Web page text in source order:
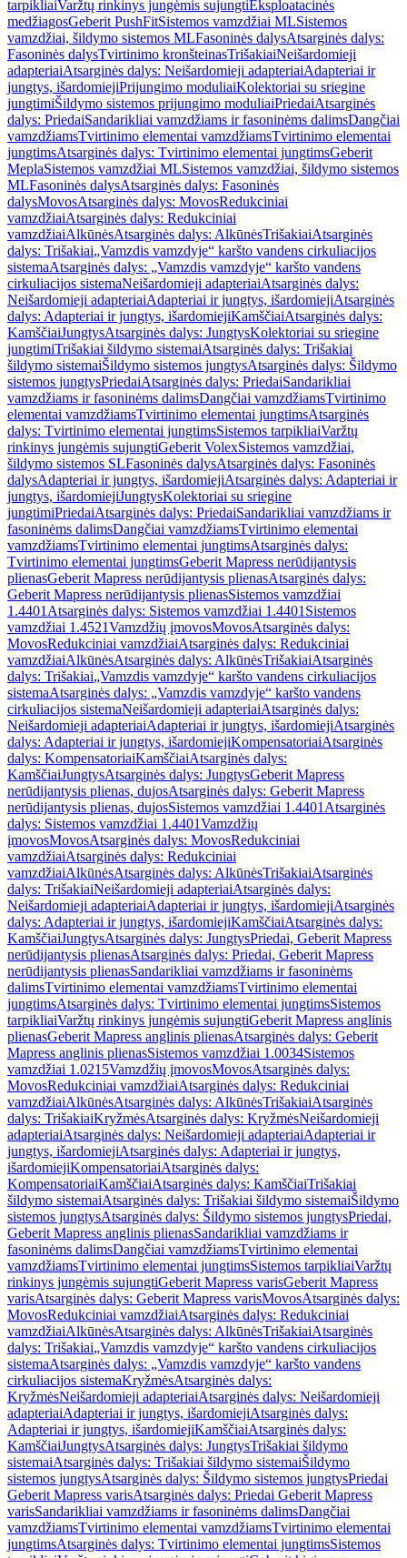
tarpikliaiVaržtų rinkinys jungėmis sujungtiEksploatacinės
medžiagosGeberit PushFitSistemos vamzdžiai MLSistemos
vamzdžiai, šildymo sistemos MLFasoninės dalysAtsarginės dalys:
Fasoninės dalysTvirtinimo kronšteinasTrišakiaiNeišardomieji
adapteriaiAtsarginės dalys: Neišardomieji adapteriaiAdapteriai ir
jungtys, išardomiejiPrijungimo moduliaiKolektoriai su sriegine
jungtimiŠildymo sistemos prijungimo moduliaiPriedaiAtsarginės
dalys: PriedaiSandarikliai vamzdžiams ir fasoninėms dalimsDangčiai
vamzdžiamsTvirtinimo elementai vamzdžiamsTvirtinimo elementai
jungtimsAtsarginės dalys: Tvirtinimo elementai jungtimsGeberit
MeplaSistemos vamzdžiai MLSistemos vamzdžiai, šildymo sistemos
MLFasoninės dalysAtsarginės dalys: Fasoninės
dalysMovosAtsarginės dalys: MovosRedukciniai
vamzdžiaiAtsarginės dalys: Redukciniai
vamzdžiaiAlkūnėsAtsarginės dalys: AlkūnėsTrišakiaiAtsarginės
dalys: Trišakiai„Vamzdis vamzdyje“ karšto vandens cirkuliacijos
sistemaAtsarginės dalys: „Vamzdis vamzdyje“ karšto vandens
cirkuliacijos sistemaNeišardomieji adapteriaiAtsarginės dalys:
Neišardomieji adapteriaiAdapteriai ir jungtys, išardomiejiAtsarginės
dalys: Adapteriai ir jungtys, išardomiejiKamščiaiAtsarginės dalys:
KamščiaiJungtysAtsarginės dalys: JungtysKolektoriai su sriegine
jungtimiTrišakiai šildymo sistemaiAtsarginės dalys: Trišakiai
šildymo sistemaiŠildymo sistemos jungtysAtsarginės dalys: Šildymo
sistemos jungtysPriedaiAtsarginės dalys: PriedaiSandarikliai
vamzdžiams ir fasoninėms dalimsDangčiai vamzdžiamsTvirtinimo
elementai vamzdžiamsTvirtinimo elementai jungtimsAtsarginės
dalys: Tvirtinimo elementai jungtimsSistemos tarpikliaiVaržtų
rinkinys jungėmis sujungtiGeberit VolexSistemos vamzdžiai,
šildymo sistemos SLFasoninės dalysAtsarginės dalys: Fasoninės
dalysAdapteriai ir jungtys, išardomiejiAtsarginės dalys: Adapteriai ir
jungtys, išardomiejiJungtysKolektoriai su sriegine
jungtimiPriedaiAtsarginės dalys: PriedaiSandarikliai vamzdžiams ir
fasoninėms dalimsDangčiai vamzdžiamsTvirtinimo elementai
vamzdžiamsTvirtinimo elementai jungtimsAtsarginės dalys:
Tvirtinimo elementai jungtimsGeberit Mapress nerūdijantysis
plienasGeberit Mapress nerūdijantysis plienasAtsarginės dalys:
Geberit Mapress nerūdijantysis plienasSistemos vamzdžiai
1.4401 Atsarginės dalys: Sistemos vamzdžiai 1.4401 Sistemos
vamzdžiai 1.4521Vamzdžių įmovosMovosAtsarginės dalys:
MovosRedukciniai vamzdžiaiAtsarginės dalys: Redukciniai
vamzdžiaiAlkūnėsAtsarginės dalys: AlkūnėsTrišakiaiAtsarginės
dalys: Trišakiai„Vamzdis vamzdyje“ karšto vandens cirkuliacijos
sistemaAtsarginės dalys: „Vamzdis vamzdyje“ karšto vandens
cirkuliacijos sistemaNeišardomieji adapteriaiAtsarginės dalys:
Neišardomieji adapteriaiAdapteriai ir jungtys, išardomiejiAtsarginės
dalys: Adapteriai ir jungtys, išardomiejiKompensatoriaiAtsarginės
dalys: KompensatoriaiKamščiaiAtsarginės dalys:
KamščiaiJungtysAtsarginės dalys: JungtysGeberit Mapress
nerūdijantysis plienas, dujosAtsarginės dalys: Geberit Mapress
nerūdijantysis plienas, dujosSistemos vamzdžiai 1.4401 Atsarginės
dalys: Sistemos vamzdžiai 1.4401Vamzdžių
įmovosMovosAtsarginės dalys: MovosRedukciniai
vamzdžiaiAtsarginės dalys: Redukciniai
vamzdžiaiAlkūnėsAtsarginės dalys: AlkūnėsTrišakiaiAtsarginės
dalys: TrišakiaiNeišardomieji adapteriaiAtsarginės dalys:
Neišardomieji adapteriaiAdapteriai ir jungtys, išardomiejiAtsarginės
dalys: Adapteriai ir jungtys, išardomiejiKamščiaiAtsarginės dalys:
KamščiaiJungtysAtsarginės dalys: JungtysPriedai, Geberit Mapress
nerūdijantysis plienasAtsarginės dalys: Priedai, Geberit Mapress
nerūdijantysis plienasSandarikliai vamzdžiams ir fasoninėms
dalimsTvirtinimo elementai vamzdžiamsTvirtinimo elementai
jungtimsAtsarginės dalys: Tvirtinimo elementai jungtimsSistemos
tarpikliaiVaržtų rinkinys jungėmis sujungtiGeberit Mapress anglinis
plienasGeberit Mapress anglinis plienasAtsarginės dalys: Geberit
Mapress anglinis plienasSistemos vamzdžiai 1.0034Sistemos
vamzdžiai 1.0215Vamzdžių įmovosMovosAtsarginės dalys:
MovosRedukciniai vamzdžiaiAtsarginės dalys: Redukciniai
vamzdžiaiAlkūnėsAtsarginės dalys: AlkūnėsTrišakiaiAtsarginės
dalys: TrišakiaiKryžmėsAtsarginės dalys: KryžmėsNeišardomieji
adapteriaiAtsarginės dalys: Neišardomieji adapteriaiAdapteriai ir
jungtys, išardomiejiAtsarginės dalys: Adapteriai ir jungtys,
išardomiejiKompensatoriaiAtsarginės dalys:
KompensatoriaiKamščiaiAtsarginės dalys: KamščiaiTrišakiai
šildymo sistemaiAtsarginės dalys: Trišakiai šildymo sistemaiŠildymo
sistemos jungtysAtsarginės dalys: Šildymo sistemos jungtysPriedai,
Geberit Mapress anglinis plienasSandarikliai vamzdžiams ir
fasoninėms dalimsDangčiai vamzdžiamsTvirtinimo elementai
vamzdžiamsTvirtinimo elementai jungtimsSistemos tarpikliaiVaržtų
rinkinys jungėmis sujungtiGeberit Mapress varisGeberit Mapress
varisAtsarginės dalys: Geberit Mapress varisMovosAtsarginės dalys:
MovosRedukciniai vamzdžiaiAtsarginės dalys: Redukciniai
vamzdžiaiAlkūnėsAtsarginės dalys: AlkūnėsTrišakiaiAtsarginės
dalys: Trišakiai„Vamzdis vamzdyje“ karšto vandens cirkuliacijos
sistemaAtsarginės dalys: „Vamzdis vamzdyje“ karšto vandens
cirkuliacijos sistemaKryžmėsAtsarginės dalys:
KryžmėsNeišardomieji adapteriaiAtsarginės dalys: Neišardomieji
adapteriaiAdapteriai ir jungtys, išardomiejiAtsarginės dalys:
Adapteriai ir jungtys, išardomiejiKamščiaiAtsarginės dalys:
KamščiaiJungtysAtsarginės dalys: JungtysTrišakiai šildymo
sistemaiAtsarginės dalys: Trišakiai šildymo sistemaiŠildymo
sistemos jungtysAtsarginės dalys: Šildymo sistemos jungtysPriedai
Geberit Mapress varisAtsarginės dalys: Priedai Geberit Mapress
varisSandarikliai vamzdžiams ir fasoninėms dalimsDangčiai
vamzdžiamsTvirtinimo elementai vamzdžiamsTvirtinimo elementai
jungtimsAtsarginės dalys: Tvirtinimo elementai jungtimsSistemos